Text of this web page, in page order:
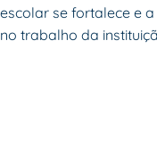
escolar se fortalece e
no trabalho da